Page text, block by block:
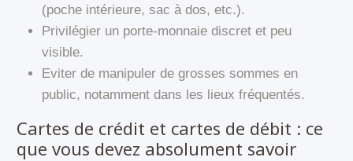
(poche intérieure, sac à dos, etc.).
Privilégier un porte-monnaie discret et peu
visible.
Eviter de manipuler de grosses sommes en
public, notamment dans les lieux fréquentés.
Cartes de crédit et cartes de débit : ce
que vous devez absolument savoir